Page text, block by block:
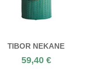
TIBOR NEKANE
59,40 €